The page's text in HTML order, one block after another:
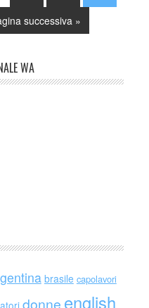
successiva »
WA
brasile capolavori
donne english